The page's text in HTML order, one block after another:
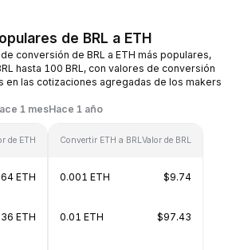
de BRL a ETH
conversión de BRL a ETH más populares,
hasta 100 BRL, con valores de conversión
en las cotizaciones agregadas de los makers
1 mesHace 1 año
de ETH
ETH
ETH
Convertir ETH a BRLValor de BRL
0.001 ETH $9.74
0.01 ETH $97.43